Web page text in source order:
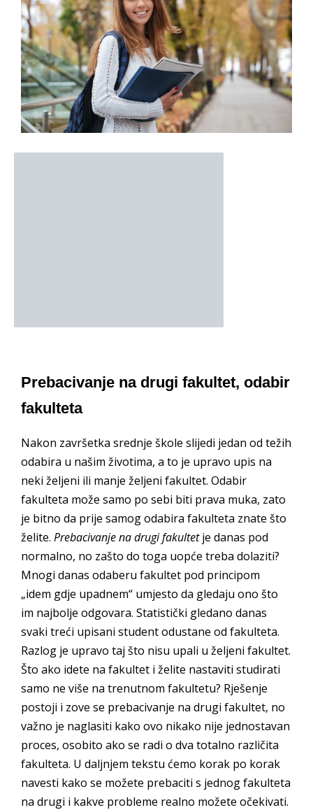
Prebacivanje na drugi fakultet, odabir
fakulteta
Nakon završetka srednje škole slijedi jedan od težih
odabira u našim životima, a to je upravo upis na
neki željeni ili manje željeni fakultet. Odabir
fakulteta može samo po sebi biti prava muka, zato
je bitno da prije samog odabira fakulteta znate što
želite. Prebacivanje na drugi fakultetje danas pod
normalno, no zašto do toga uopće treba dolaziti?
Mnogi danas odaberu fakultet pod principom
„idem gdje upadnem“ umjesto da gledaju ono što
im najbolje odgovara. Statistički gledano danas
svaki treći upisani student odustane od fakulteta.
Razlog je upravo taj što nisu upali u željeni fakultet.
Što ako idete na fakultet i želite nastaviti studirati
samo ne više na trenutnom fakultetu? Rješenje
postoji i zove se prebacivanje na drugi fakultet, no
važno je naglasiti kako ovo nikako nije jednostavan
proces, osobito ako se radi o dva totalno različita
fakulteta. U daljnjem tekstu ćemo korak po korak
navesti kako se možete prebaciti s jednog fakulteta
na drugi i kakve probleme realno možete očekivati.